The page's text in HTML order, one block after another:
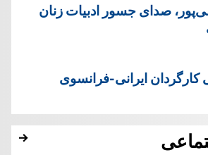
صدای جسور ادبیات زنان
کارگردان ایرانی-فرانسوی